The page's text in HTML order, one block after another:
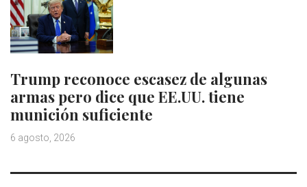
Trump reconoce escasez de algunas
armas pero dice que EE.UU. tiene
munición suficiente
6 agosto, 2026